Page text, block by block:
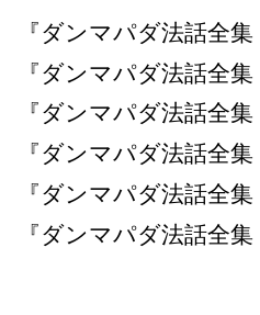
『ダンマパダ法話全
『ダンマパダ法話全
『ダンマパダ法話全
『ダンマパダ法話全
『ダンマパダ法話全
『ダンマパダ法話全